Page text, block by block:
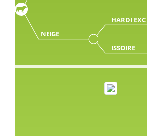
NEIGE
HARDI EXC
ISSOIRE